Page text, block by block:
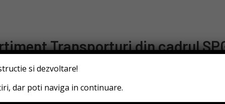
Transporturi din cadrul
si dezvoltare!
dar poti naviga in continuare.